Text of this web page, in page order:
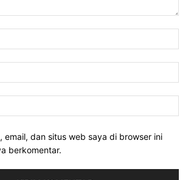
email, dan situs web saya di browser ini
berkomentar.